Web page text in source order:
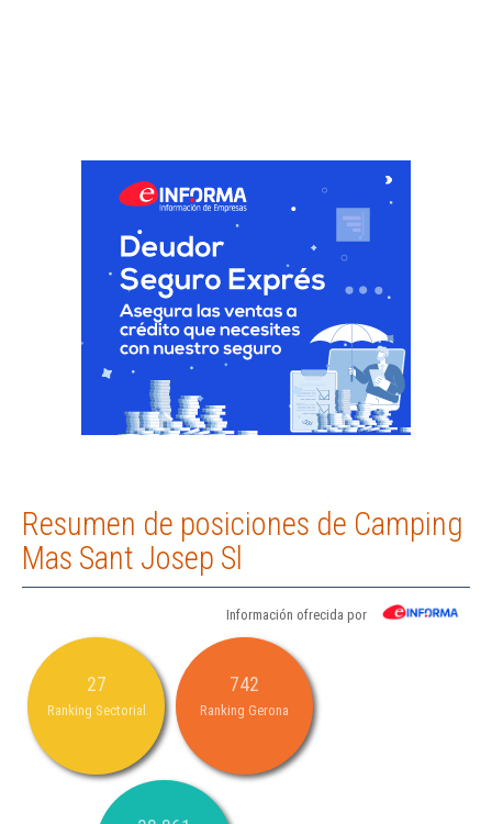
Resumen de posiciones de Camping
Mas Sant Josep Sl
Información ofrecida por
27
Ranking Sectorial
742
Ranking Gerona